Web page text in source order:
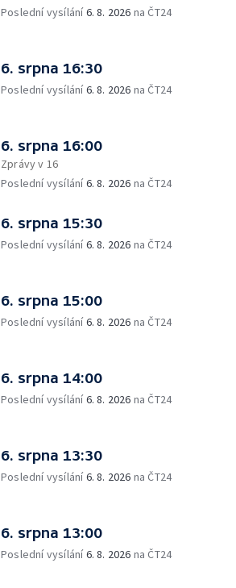
Poslední vysílání6. 8. 2026 na ČT24
6. srpna 16:30
Poslední vysílání6. 8. 2026 na ČT24
6. srpna 16:00
Zprávy v 16
Poslední vysílání6. 8. 2026 na ČT24
6. srpna 15:30
Poslední vysílání6. 8. 2026 na ČT24
6. srpna 15:00
Poslední vysílání6. 8. 2026 na ČT24
6. srpna 14:00
Poslední vysílání6. 8. 2026 na ČT24
6. srpna 13:30
Poslední vysílání6. 8. 2026 na ČT24
6. srpna 13:00
Poslední vysílání6. 8. 2026 na ČT24